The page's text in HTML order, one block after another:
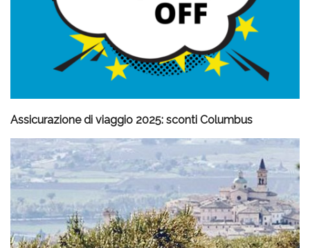
Assicurazione di viaggio 2025: sconti Columbus